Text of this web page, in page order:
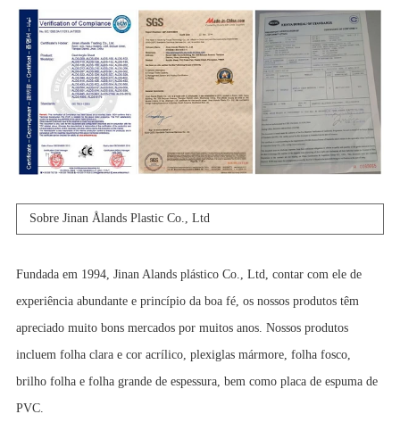
Sobre Jinan Ålands Plastic Co., Ltd
Fundada em 1994, Jinan Alands plástico Co., Ltd, contar com ele de
experiência abundante e princípio da boa fé, os nossos produtos têm
apreciado muito bons mercados por muitos anos. Nossos produtos
incluem folha clara e cor acrílico, plexiglas mármore, folha fosco,
brilho folha e folha grande de espessura, bem como placa de espuma de
PVC.